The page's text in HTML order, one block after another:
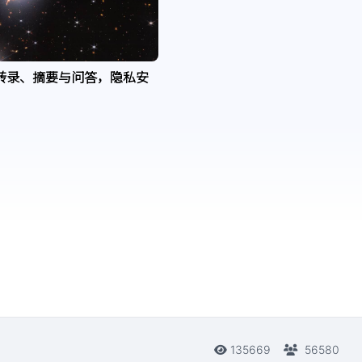
、摘要与问答，隐私安
135669 56580